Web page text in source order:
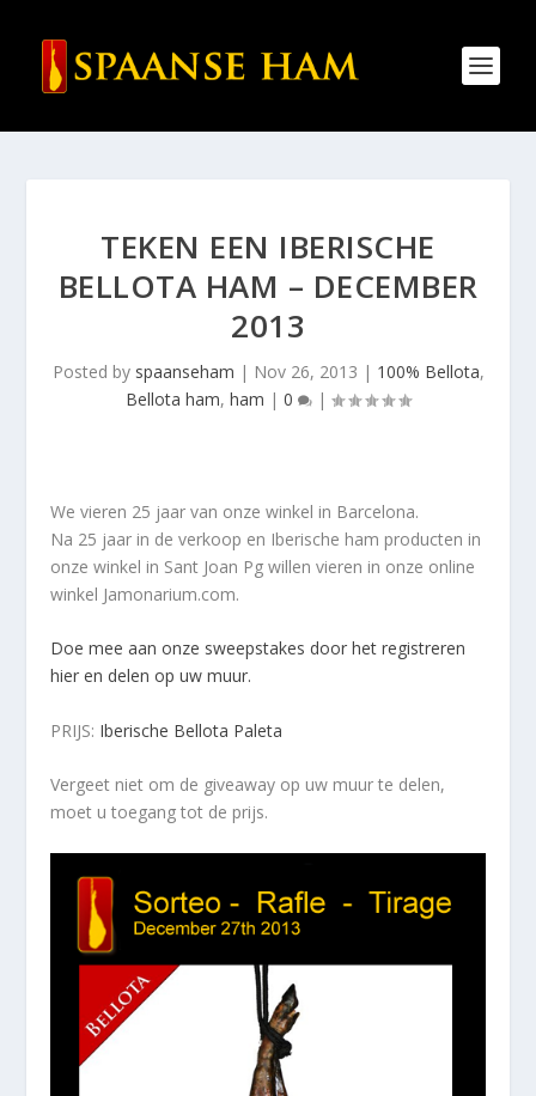
TEKEN EEN IBERISCHE
BELLOTA HAM – DECEMBER
2013
Posted by spaanseham | Nov 26, 2013 | 100% Bellota,
Bellota ham, ham | 0 |
We vieren 25 jaar van onze winkel in Barcelona.
Na 25 jaar in de verkoop en Iberische ham producten in
onze winkel in Sant Joan Pg willen vieren in onze online
winkel Jamonarium.com.
Doe mee aan onze sweepstakes door het registreren
hier en delen op uw muur.
PRIJS: Iberische Bellota Paleta
Vergeet niet om de giveaway op uw muur te delen,
moet u toegang tot de prijs.